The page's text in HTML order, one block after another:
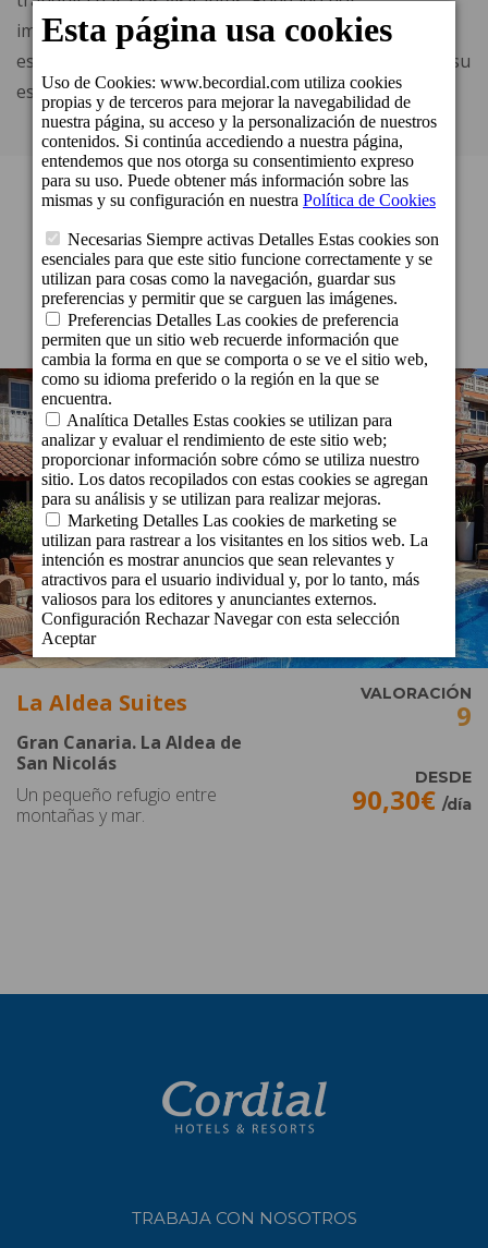
impresionantes paisajes montañosos y acantilados
escarpados, este pueblo conserva su encanto rural y su
estilo de vida tradicional canario.
LAS MEJORES VACACIONES
Nuestros establecimientos
La Aldea Suites
Gran Canaria. La Aldea de
San Nicolás
Un pequeño refugio entre
montañas y mar.
9
DESDE
90,30€ /día
TRABAJA CON NOSOTROS